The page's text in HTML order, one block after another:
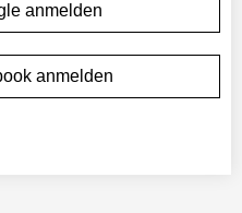
anmelden
anmelden